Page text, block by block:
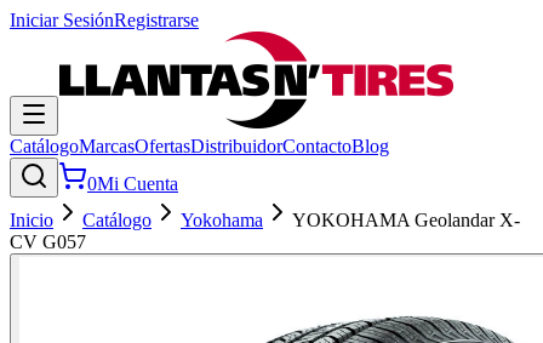
Iniciar SesiónRegistrarse
CatálogoMarcasOfertasDistribuidorContactoBlog
0Mi Cuenta
Inicio
Catálogo Yokohama
YOKOHAMA Geolandar X-
CV G057